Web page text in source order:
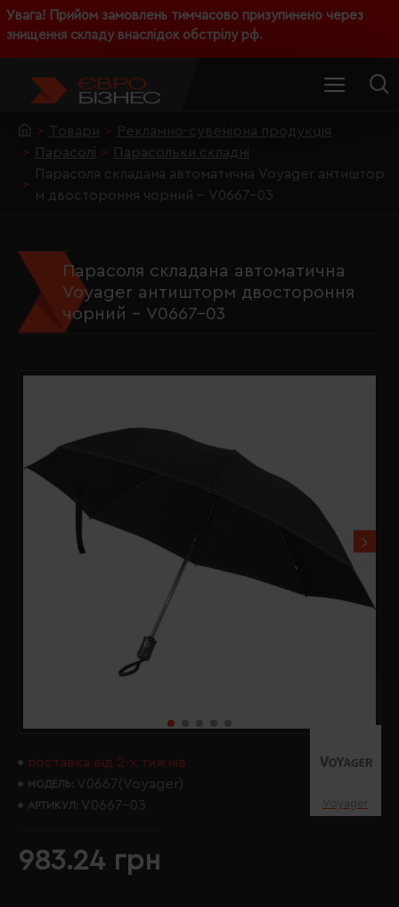
Увага! Прийом замовлень тимчасово призупинено через
знищення складу внаслідок обстрілу рф.
Товари
Рекламно-сувенірна продукція
Парасолі
Парасольки складні
Парасоля складана автоматична Voyager антиштор
м двостороння чорний - V0667-03
Парасоля складана автоматична
Voyager антишторм двостороння
чорний - V0667-03
поставка від 2-х тижнів
МОДЕЛЬ: V0667(Voyager)
АРТИКУЛ: V0667-03 Voyager
983.24 грн